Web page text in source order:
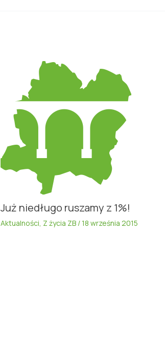
Już niedługo ruszamy z 1%!
Aktualności, Z życia ZB/18 września 2015